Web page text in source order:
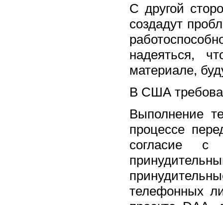
С другой
создадут
надеяться,
материале,
В США
Выполнение
процессе
согласие
телефонных